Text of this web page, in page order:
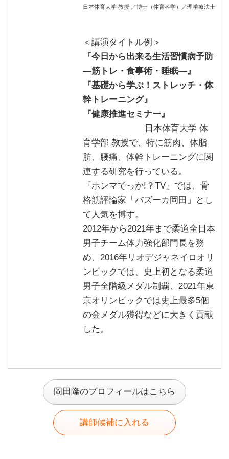
日本体育大学 教授 ／博士（体育科学）／理学療法士
＜講演タイトル例＞
『今日から出来る生活習慣病予防
—筋トレ・食事術・睡眠―』
『基礎から学ぶ！ストレッチ・体
幹トレーニング』
『健康推進セミナー』
日本体育大学 体
育学部 教授で、特に筋肉、体脂
肪、腰痛、体幹トレーニングに関
連する研究を行っている。
『ホンマでっか!？TV』では、骨
格筋評論家「バズーカ岡田」とし
て人気を博す。
2012年から2021年まで柔道全日本
男子チーム体力強化部門長を務
め、2016年リオデジャネイロオリ
ンピックでは、史上初となる柔道
男子全階級メダル制覇、2021年東
京オリンピックでは史上最多5個
の金メダル獲得などに大きく貢献
した。
岡田隆のプロフィールはこちら
講師候補に入れる